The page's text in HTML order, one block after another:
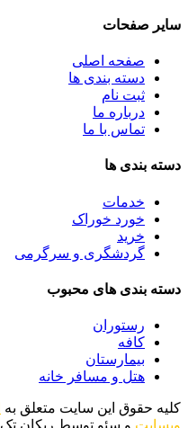
سایر صفحات
صفحه اصلی
دسته بندی ها
ثبت نام
درباره ما
تماس با ما
دسته بندی ها
خدمات
خورد خوراک
خرید
گردشگری و سرگرمی
دسته بندی های محبوب
رستوران
کافه
بیمارستان
هتل و مسافر خانه
کلیه حقوق این سایت متعلق به
وبسایت و سئو توسط ریکان تک